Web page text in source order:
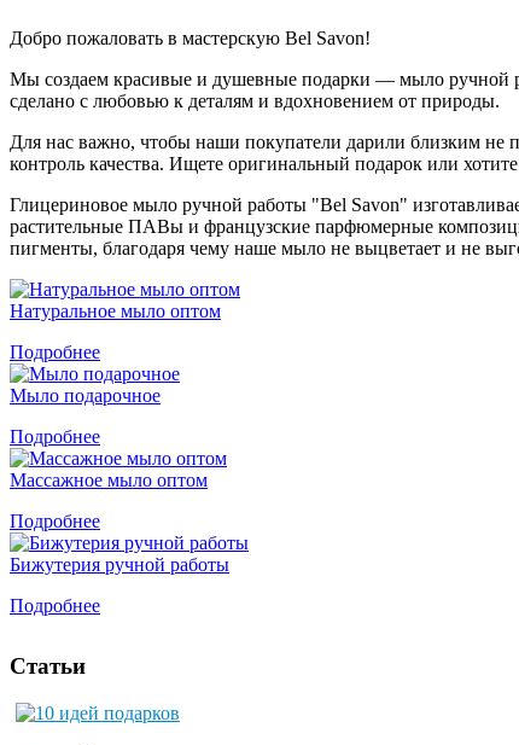
Добро пожаловать в мастерскую Bel Savon!
Мы создаем красивые и душевные подарки — мыло ручной
сделано с любовью к деталям и вдохновением от природы.
Для нас важно, чтобы наши покупатели дарили близким не
контроль качества. Ищете оригинальный подарок или
Глицериновое мыло ручной работы "Bel Savon"
растительные ПАВы и французские парфюмерные
пигменты, благодаря чему наше мыло не выцветает и не
Натуральное мыло оптом
Подробнее
Мыло подарочное
Подробнее
Массажное мыло оптом
Подробнее
Бижутерия ручной работы
Подробнее
Статьи